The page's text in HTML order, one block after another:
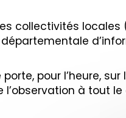
collectivités locales
départementale
porte, pour l’heure,
l’observation à tout